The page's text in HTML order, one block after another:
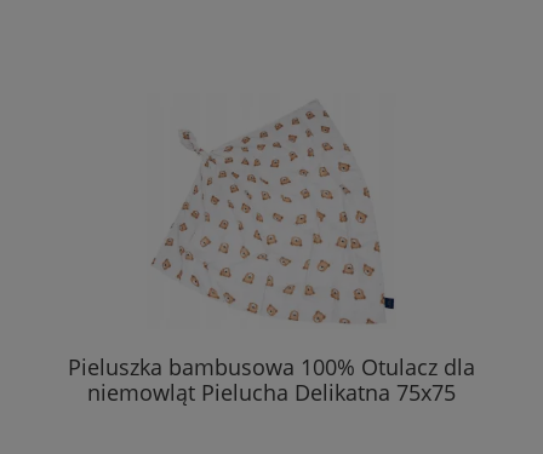
Pieluszka bambusowa 100% Otulacz dla
niemowląt Pielucha Delikatna 75x75